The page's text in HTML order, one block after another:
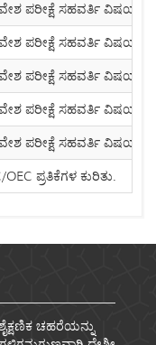
ಪರೀಕ್ಷೆ ಸಹವರ್ತಿ ವಿಷಯಗಳ
ಪರೀಕ್ಷೆ ಸಹವರ್ತಿ ವಿಷಯಗಳ
ಪರೀಕ್ಷೆ ಸಹವರ್ತಿ
ಪರೀಕ್ಷೆ ಸಹವರ್ತಿ ವಿಷಯಗಳ
ಪರೀಕ್ಷೆ ಸಹವರ್ತಿ ವಿಷಯಗಳ
ಪ್ರತಿಕೆಗಳ ಕುರಿತು.
ಚಹರೆಯನ್ನು